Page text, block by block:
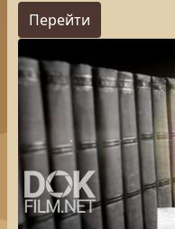
Перейти